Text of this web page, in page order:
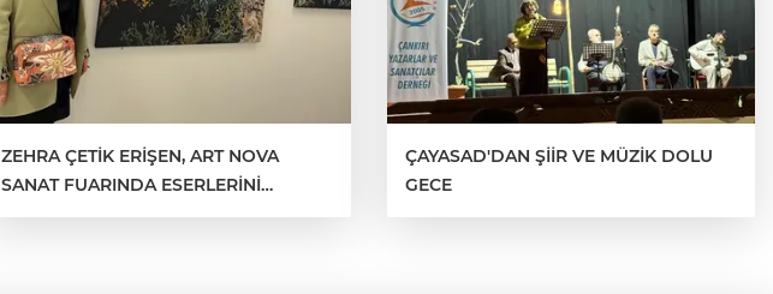
ZEHRA ÇETİK ERİŞEN, ART NOVA
SANAT FUARINDA ESERLERİNİ
SERGİLEYECEK...
ÇAYASAD'DAN ŞİİR VE MÜZİK DOLU
GECE